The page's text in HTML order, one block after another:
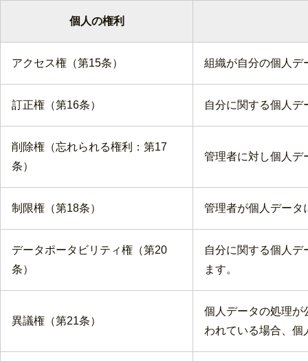
個人の権利
アクセス権（第15条） 組織が自分の個人デ
訂正権（第16条） 自分に関する個人
削除権（忘れられる権利：第17
条）
管理者に対し個人デ
制限権（第18条） 管理者が個人データ
データポータビリティ権（第20
条）
自分に関する個人
ます。
異議権（第21条）
個人データの処理が
われている場合、個